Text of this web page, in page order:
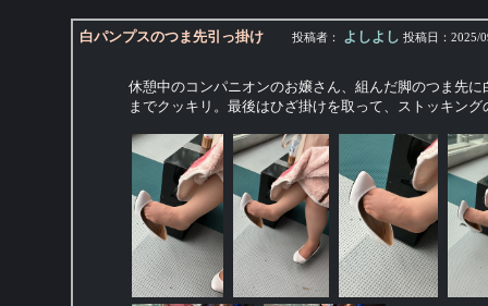
白パンプスのつま先引っ掛け 投稿者： よしよし 投稿日： 2025/
休憩中のコンパニオンのお嬢さん、組んだ脚のつま先
までクッキリ。最後はひざ掛けを取って、ストッキン